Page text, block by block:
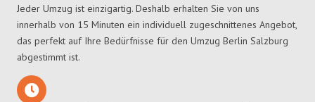
Jeder Umzug ist einzigartig. Deshalb erhalten Sie von uns
innerhalb von 15 Minuten ein individuell zugeschnittenes Angebot,
das perfekt auf Ihre Bedürfnisse für den Umzug Berlin Salzburg
abgestimmt ist.